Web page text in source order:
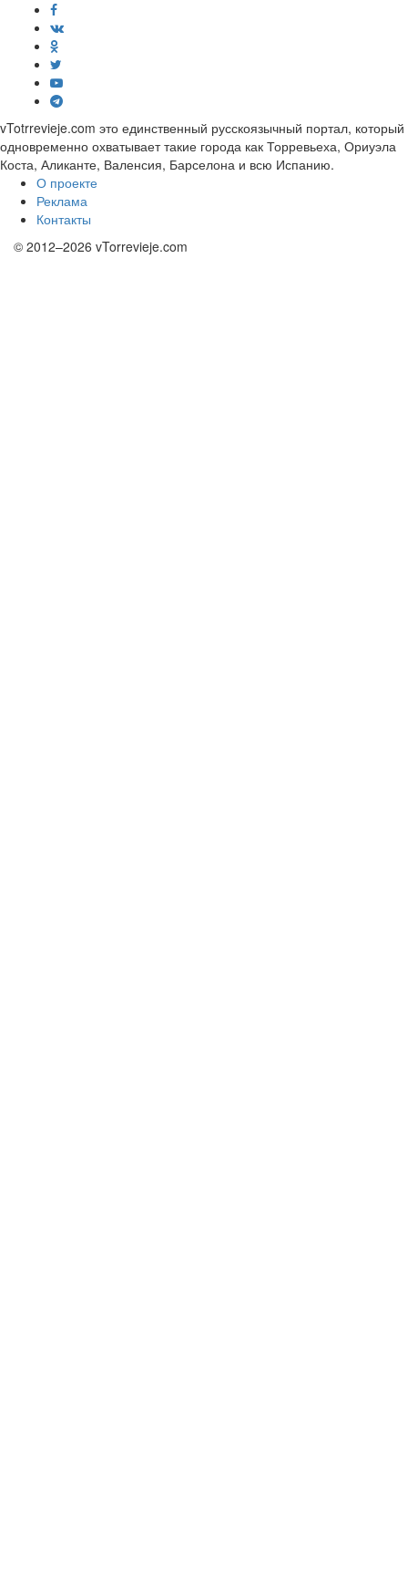
vTotrrevieje.com это единственный русскоязычный портал, который
одновременно охватывает такие города как Торревьеха, Ориуэла
Коста, Аликанте, Валенсия, Барселона и всю Испанию.
О проекте
Реклама
Контакты
© 2012–2026 vTorrevieje.com